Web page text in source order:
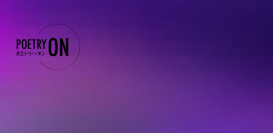
ポエトリ
ー・オン